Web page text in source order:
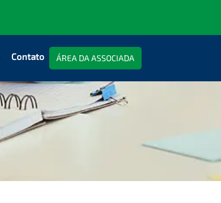
Contato ÁREA DA ASSOCIADA